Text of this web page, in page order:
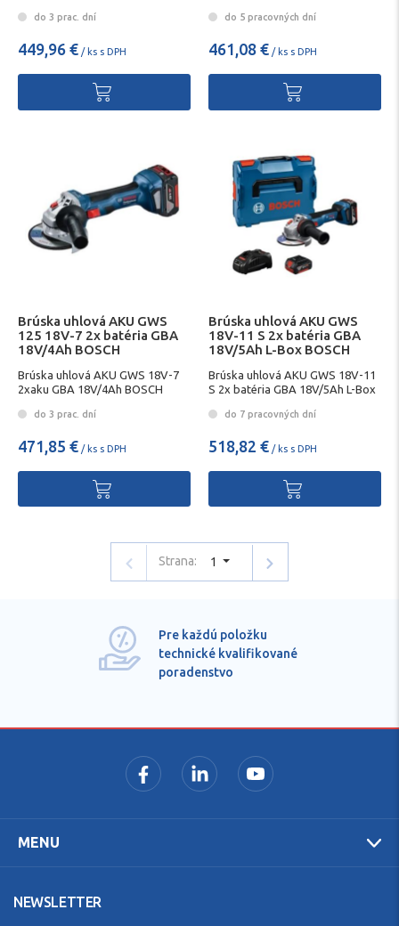
do 3 prac. dní
449,96 € / ks s DPH
do 5 pracovných dní
461,08 € / ks s DPH
Brúska uhlová AKU GWS
125 18V-7 2x batéria GBA
18V/4Ah BOSCH
Brúska uhlová AKU GWS 18V-7
2xaku GBA 18V/4Ah BOSCH
do 3 prac. dní
471,85 € / ks s DPH
Brúska uhlová AKU GWS
18V-11 S 2x batéria GBA
18V/5Ah L-Box BOSCH
Brúska uhlová AKU GWS 18V-11
S 2x batéria GBA 18V/5Ah L-Box
do 7 pracovných dní
518,82 € / ks s DPH
Strana: 1
Pre každú položku
technické kvalifikované
poradenstvo
MENU
NEWSLETTER